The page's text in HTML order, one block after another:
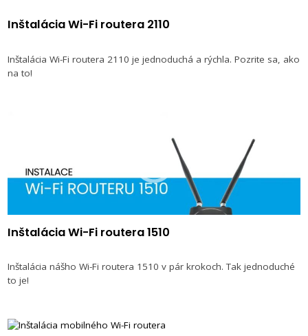
Inštalácia Wi-Fi routera 2110
Inštalácia Wi-Fi routera 2110 je jednoduchá a rýchla. Pozrite sa, ako
na to!
Inštalácia Wi-Fi routera 1510
Inštalácia nášho Wi-Fi routera 1510 v pár krokoch. Tak jednoduché
to je!